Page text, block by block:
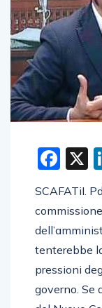
X
SCAFATiI.
tenterebbe
pressioni
governo. Se